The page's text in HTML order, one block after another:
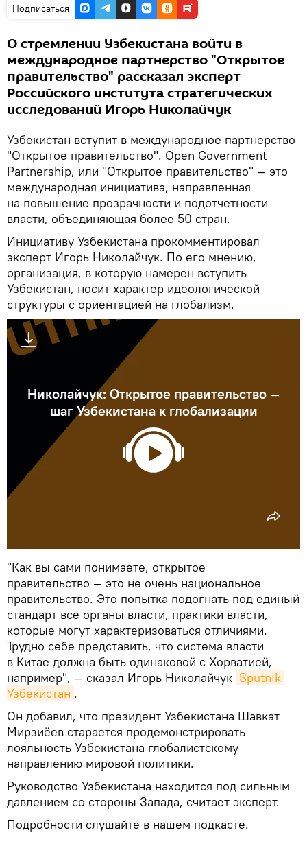
Подписаться
О стремлении Узбекистана войти в
международное партнерство "Открытое
правительство" рассказал эксперт
Российского института стратегических
исследований Игорь Николайчук
Узбекистан вступит в международное партнерство
"Открытое правительство". Open Government
Partnership, или "Открытое правительство" — это
международная инициатива, направленная
на повышение прозрачности и подотчетности
власти, объединяющая более 50 стран.
Инициативу Узбекистана прокомментировал
эксперт Игорь Николайчук. По его мнению,
организация, в которую намерен вступить
Узбекистан, носит характер идеологической
структуры с ориентацией на глобализм.
Николайчук: Открытое правительство —
шаг Узбекистана к глобализации
"Как вы сами понимаете, открытое
правительство — это не очень национальное
правительство. Это попытка подогнать под единый
стандарт все органы власти, практики власти,
которые могут характеризоваться отличиями.
Трудно себе представить, что система власти
в Китае должна быть одинаковой с Хорватией,
например", — сказал Игорь Николайчук Sputnik
Узбекистан .
Он добавил, что президент Узбекистана Шавкат
Мирзиёев старается продемонстрировать
лояльность Узбекистана глобалистскому
направлению мировой политики.
Руководство Узбекистана находится под сильным
давлением со стороны Запада, считает эксперт.
Подробности слушайте в нашем подкасте.